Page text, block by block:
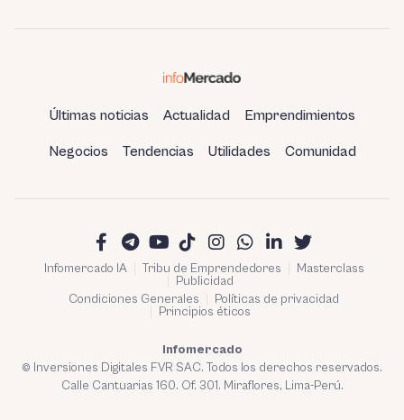
Últimas noticias Actualidad Emprendimientos
Negocios Tendencias Utilidades Comunidad
Infomercado IA Tribu de Emprendedores
Masterclass
Publicidad
Condiciones Generales
Políticas de privacidad
Principios éticos
Infomercado
© Inversiones Digitales FVR SAC. Todos los derechos reservados.
Calle Cantuarias 160. Of. 301. Miraflores, Lima-Perú.